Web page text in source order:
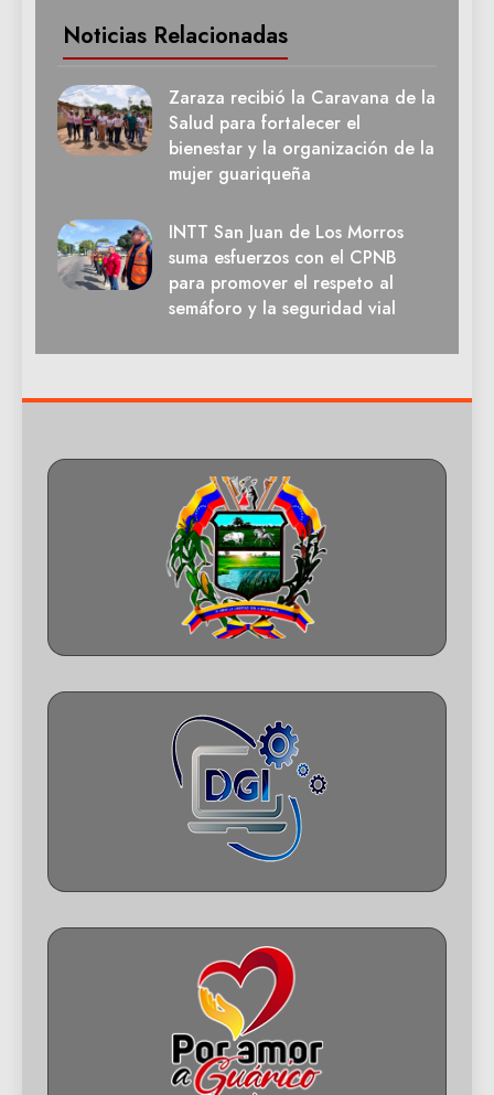
Noticias Relacionadas
Zaraza recibió la Caravana de la
Salud para fortalecer el
bienestar y la organización de la
mujer guariqueña
INTT San Juan de Los Morros
suma esfuerzos con el CPNB
para promover el respeto al
semáforo y la seguridad vial